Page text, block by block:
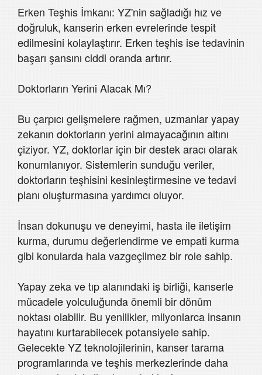
Erken Teşhis İmkanı: YZ'nin sağladığı hız ve
doğruluk, kanserin erken evrelerinde tespit
edilmesini kolaylaştırır. Erken teşhis ise tedavinin
başarı şansını ciddi oranda artırır.
Doktorların Yerini Alacak Mı?
Bu çarpıcı gelişmelere rağmen, uzmanlar yapay
zekanın doktorların yerini almayacağının altını
çiziyor. YZ, doktorlar için bir destek aracı olarak
konumlanıyor. Sistemlerin sunduğu veriler,
doktorların teşhisini kesinleştirmesine ve tedavi
planı oluşturmasına yardımcı oluyor.
İnsan dokunuşu ve deneyimi, hasta ile iletişim
kurma, durumu değerlendirme ve empati kurma
gibi konularda hala vazgeçilmez bir role sahip.
Yapay zeka ve tıp alanındaki iş birliği, kanserle
mücadele yolculuğunda önemli bir dönüm
noktası olabilir. Bu yenilikler, milyonlarca insanın
hayatını kurtarabilecek potansiyele sahip.
Gelecekte YZ teknolojilerinin, kanser tarama
programlarında ve teşhis merkezlerinde daha